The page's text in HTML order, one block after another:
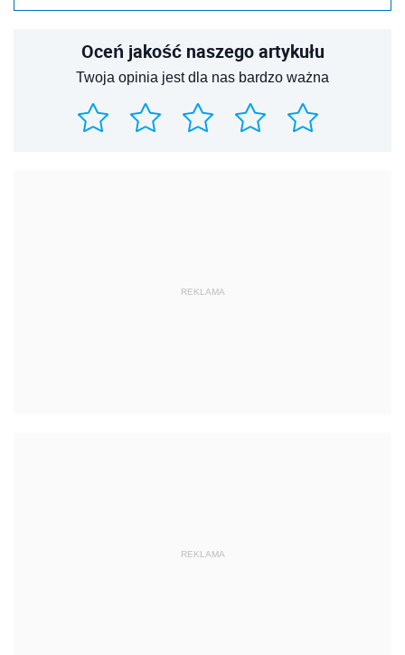
Oceń jakość naszego artykułu
Twoja opinia jest dla nas bardzo ważna
REKLAMA
REKLAMA